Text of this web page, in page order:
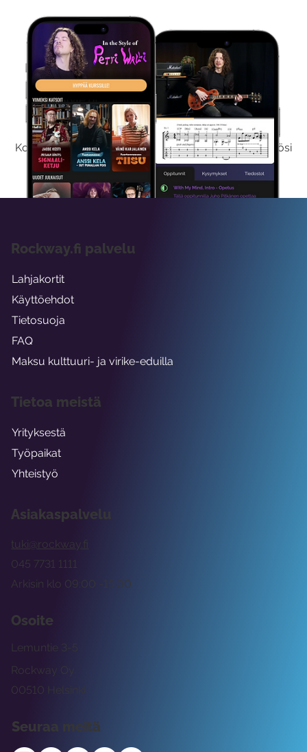
Kokeile Ilmaiseksi
Kokeilemalla ilmaiseksi saat koko sisältömme käyttöösi
viikon ajaksi.
Asiakaspalvelu
tuki@rockway.fi
Arkisin klo 09:00 -15:00
045 7731 1111
Osoite
Rockway Oy
Lemuntie 3-5
00510 Helsinki
Seuraa meitä
Rockway.fi palvelu
Lahjakortit
Käyttöehdot
Tietosuoja
FAQ
Maksu kulttuuri- ja virike-eduilla
Tietoa meistä
Yrityksestä
Työpaikat
Yhteistyö